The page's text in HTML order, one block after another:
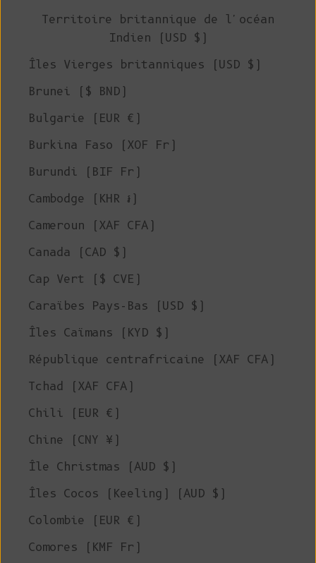
Territoire britannique de l'océan
Indien (USD $)
Îles Vierges britanniques (USD $)
Brunei ($ BND)
Bulgarie (EUR €)
Burkina Faso (XOF Fr)
Burundi (BIF Fr)
Cambodge (KHR ៛)
Cameroun (XAF CFA)
Canada (CAD $)
Cap Vert ($ CVE)
Caraïbes Pays-Bas (USD $)
Îles Caïmans (KYD $)
République centrafricaine (XAF CFA)
Tchad (XAF CFA)
Chili (EUR €)
Chine (CNY ¥)
Île Christmas (AUD $)
Îles Cocos (Keeling) (AUD $)
Colombie (EUR €)
Comores (KMF Fr)